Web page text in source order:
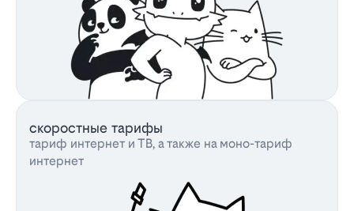
скоростные тарифы
тариф интернет и ТВ, а также на моно-тариф
интернет